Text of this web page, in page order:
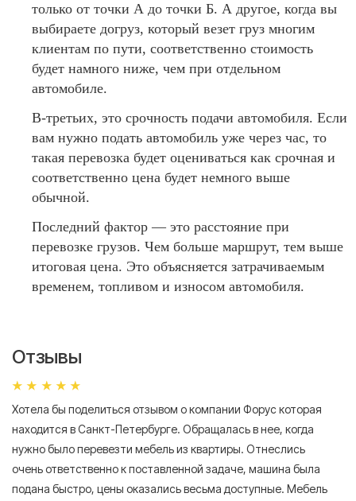
только от точки А до точки Б. А другое, когда вы
выбираете догруз, который везет груз многим
клиентам по пути, соответственно стоимость
будет намного ниже, чем при отдельном
автомобиле.
В-третьих, это срочность подачи автомобиля. Если
вам нужно подать автомобиль уже через час, то
такая перевозка будет оцениваться как срочная и
соответственно цена будет немного выше
обычной.
Последний фактор — это расстояние при
перевозке грузов. Чем больше маршрут, тем выше
итоговая цена. Это объясняется затрачиваемым
временем, топливом и износом автомобиля.
Отзывы
Хотела бы поделиться отзывом о компании Форус которая
находится в Санкт-Петербурге. Обращалась в нее, когда
нужно было перевезти мебель из квартиры. Отнеслись
очень ответственно к поставленной задаче, машина была
подана быстро, цены оказались весьма доступные. Мебель